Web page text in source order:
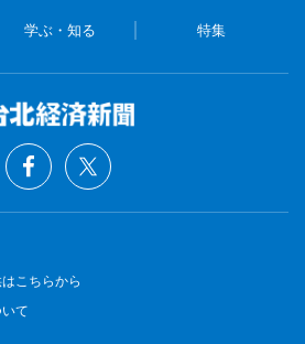
学ぶ・知る 特集
こちらから
て